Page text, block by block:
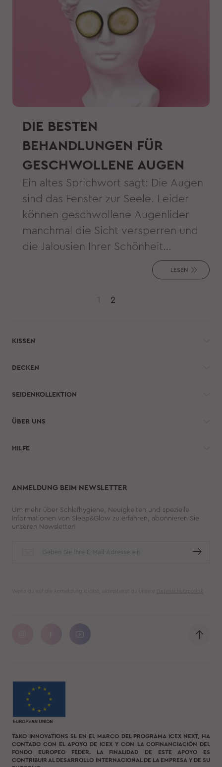
DIE BESTEN
BEHANDLUNGEN FÜR
GESCHWOLLENE AUGEN
Ein altes Sprichwort sagt: Die Augen
sind das Fenster zur Seele. Leider
können geschwollene Augenlider
manchmal die Sicht versperren und
die Jalousien Ihrer Schönheit
verschließen. Doch Schwellungen
müssen nicht sein. Bekämpfen Sie
Schwellungen und lassen Sie Ihre
LESEN
2
KISSEN
DECKEN
SEIDENKOLLEKTION
ÜBER UNS
HILFE
ANMELDUNG BEIM NEWSLETTER
Um mehr über Schlafhygiene, Neuigkeiten und spezielle
Informationen von Sleep&Glow zu erfahren, abonnieren Sie
unseren Newsletter!
Wenn du auf die Anmeldung klickst, akzeptierst du unsere Datenschutzpolitik
TAKO INNOVATIONS SL EN EL MARCO DEL PROGRAMA ICEX NEXT, HA
CONTADO CON EL APOYO DE ICEX Y CON LA COFINANCIACIÓN DEL
FONDO EUROPEO FEDER. LA FINALIDAD DE ESTE APOYO ES
CONTRIBUIR AL DESARROLLO INTERNACIONAL DE LA EMPRESA Y DE SU